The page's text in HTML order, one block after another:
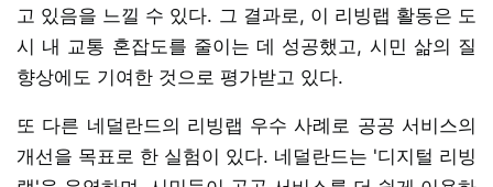
고 있음을 느낄 수 있다. 그 결과로, 이 리빙랩 활동은 도
시 내 교통 혼잡도를 줄이는 데 성공했고, 시민 삶의 질
향상에도 기여한 것으로 평가받고 있다.
또 다른 네덜란드의 리빙랩 우수 사례로 공공 서비스의
개선을 목표로 한 실험이 있다. 네덜란드는 '디지털 리빙